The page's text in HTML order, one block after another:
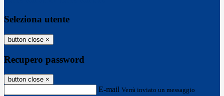
Seleziona utente
button close ×
Recupero password
button close ×
E-mail Verrà inviato un messaggio